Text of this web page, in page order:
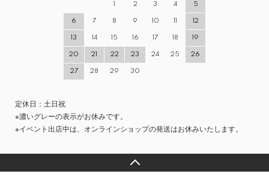
1 2 3 4 5
6 7 8 9 10 11 12
13 14 15 16 17 18 19
20 21 22 23 24 25 26
27 28 29 30
定休日：土日祝
※濃いグレーの表示がお休みです。
※イベント出店中は、オンラインショップの発送はお休みいたします。